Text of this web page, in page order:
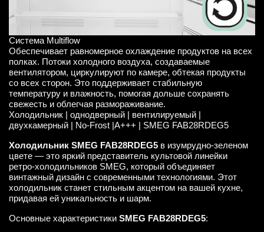
Система Multiflow
Обеспечивает равномерное охлаждение продуктов на всех
полках. Потоки холодного воздуха, создаваемые
вентилятором, циркулируют по камере, обтекая продукты
со всех сторон. Это поддерживает стабильную
температуру и влажность, помогая дольше сохранять
свежесть и облегчая размораживание.
Холодильник | однодверный | вентилируемый |
двухкамерный | No-Frost |A+++ | SMEG FAB28RDEG5
Холодильник SMEG FAB28RDEG5 в изумрудно-зеленом
цвете — это яркий представитель культовой линейки
ретро-холодильников SMEG, который объединяет
винтажный дизайн с современными технологиями. Этот
холодильник станет стильным акцентом на вашей кухне,
придавая ей уникальность и шарм.
Основные характеристики SMEG FAB28RDEG5: